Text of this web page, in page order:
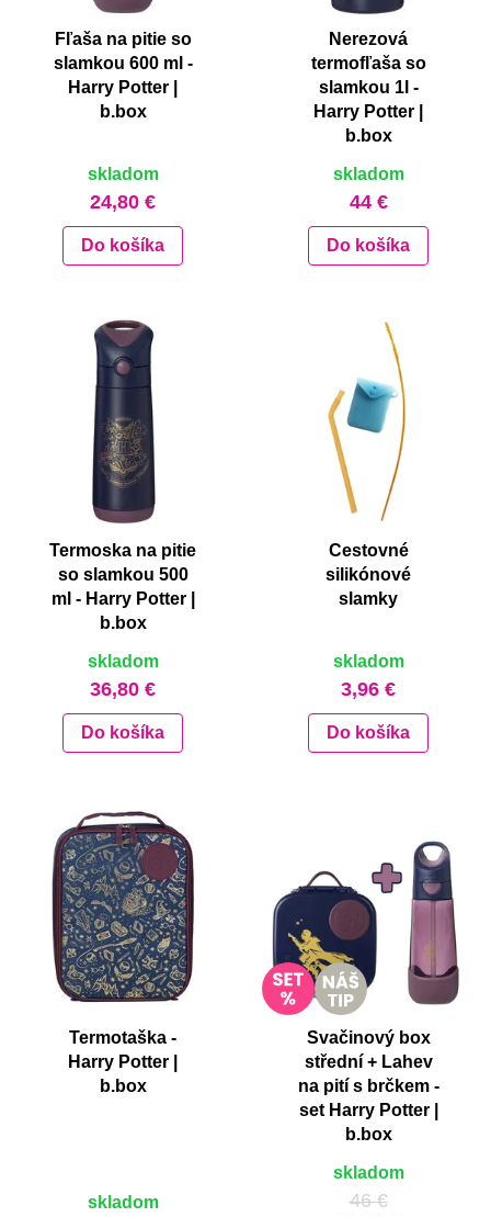
Fľaša na pitie so
slamkou 600 ml -
Harry Potter |
b.box
skladom
24,80 €
Do košíka
Nerezová
termofľaša so
slamkou 1l -
Harry Potter |
b.box
skladom
44 €
Do košíka
Termoska na pitie
so slamkou 500
ml - Harry Potter |
b.box
skladom
36,80 €
Do košíka
Cestovné
silikónové
slamky
skladom
3,96 €
Do košíka
Termotaška -
Harry Potter |
b.box
skladom
Svačinový box
střední + Lahev
na pití s brčkem -
set Harry Potter |
b.box
skladom
46 €